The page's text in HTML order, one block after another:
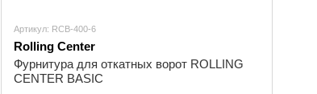
Артикул: RCB-400-6
Rolling Center
Фурнитура для откатных ворот ROLLING
CENTER BASIC